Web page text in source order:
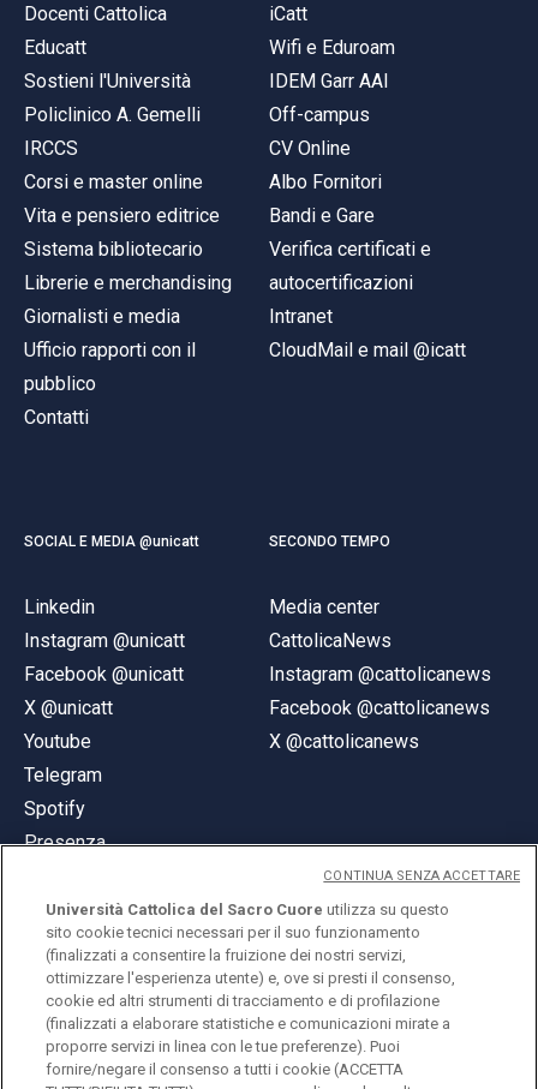
Docenti Cattolica
Educatt
Sostieni l'Università
Policlinico A. Gemelli
IRCCS
Corsi e master online
Vita e pensiero editrice
Sistema bibliotecario
Librerie e merchandising
Giornalisti e media
Ufficio rapporti con il
pubblico
Contatti
iCatt
Wifi e Eduroam
IDEM Garr AAI
Off-campus
CV Online
Albo Fornitori
Bandi e Gare
Verifica certificati e
autocertificazioni
Intranet
CloudMail e mail @icatt
SOCIAL E MEDIA @unicatt
Linkedin
Instagram @unicatt
Facebook @unicatt
X @unicatt
Youtube
Telegram
Spotify
Presenza
SECONDO TEMPO
Media center
CattolicaNews
Instagram @cattolicanews
Facebook @cattolicanews
X @cattolicanews
© Università Cattolica del Sacro Cuore
Largo A. Gemelli 1, 20123 Milano
PI 02133120150
Università Cattolica del Sacro Cuore utilizza su questo
sito cookie tecnici necessari per il suo funzionamento
(finalizzati a consentire la fruizione dei nostri servizi,
ottimizzare l'esperienza utente) e, ove si presti il consenso,
cookie ed altri strumenti di tracciamento e di profilazione
(finalizzati a elaborare statistiche e comunicazioni mirate a
proporre servizi in linea con le tue preferenze). Puoi
fornire/negare il consenso a tutti i cookie (ACCETTA
CONTINUA SENZA ACCETTARE